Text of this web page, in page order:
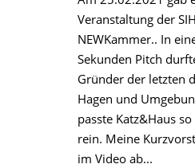
Veranstaltung der
NEWKammer.. In
Sekunden Pitch
Gründer der letzten
Hagen und
passte Katz&Haus
rein. Meine
im Video ab...